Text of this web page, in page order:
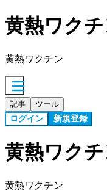
黄熱ワク
黄熱ワクチン
記事 ツール
ログイン 新規登録
黄熱ワク
黄熱ワクチン